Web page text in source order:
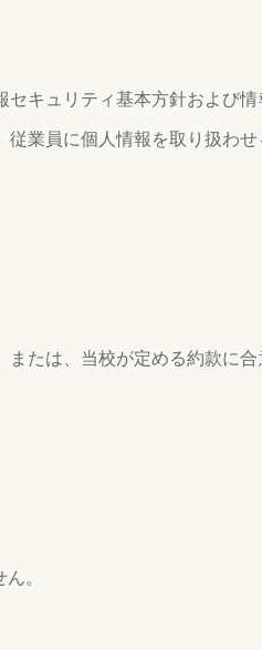
キュリティ基本方針および
業員に個人情報を取り扱わ
たは、当校が定める約款に
。